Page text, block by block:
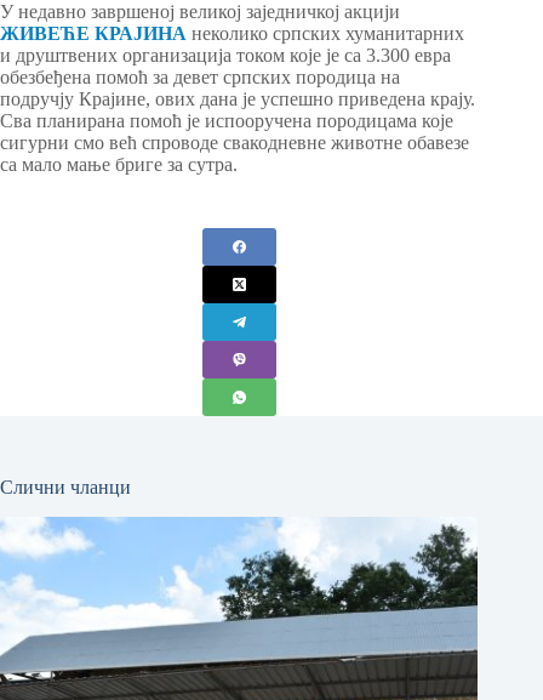
У недавно завршеној великој заједничкој акцији
ЖИВЕЋЕ КРАЈИНА неколико српских хуманитарних
и друштвених организација током које је са 3.300 евра
обезбеђена помоћ за девет српских породица на
подручју Крајине, ових дана је успешно приведена крају.
Сва планирана помоћ је испооручена породицама које
сигурни смо већ спроводе свакодневне животне обавезе
са мало мање бриге за сутра.
Слични чланци